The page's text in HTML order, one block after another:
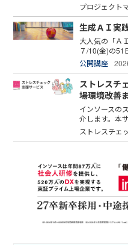
プロジェクト
生成ＡＩ実
大人気の「Ａ
７/10(金)の51
公開講座
ストレスチ
場環境改善
インソースの
介します。本
ストレスチェ